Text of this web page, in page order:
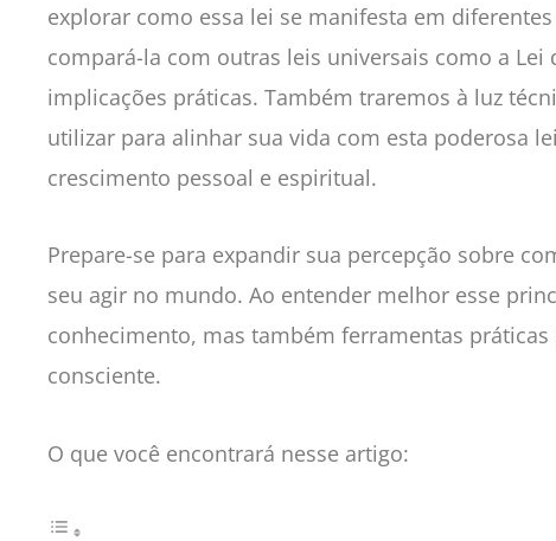
explorar como essa lei se manifesta em
compará-la com outras leis universais como a Lei
implicações práticas. Também traremos à luz
utilizar para alinhar sua vida com esta poderosa
crescimento pessoal e espiritual.
Prepare-se para expandir sua percepção sobre
seu agir no mundo. Ao entender melhor esse
conhecimento, mas também ferramentas
consciente.
O que você encontrará nesse artigo: